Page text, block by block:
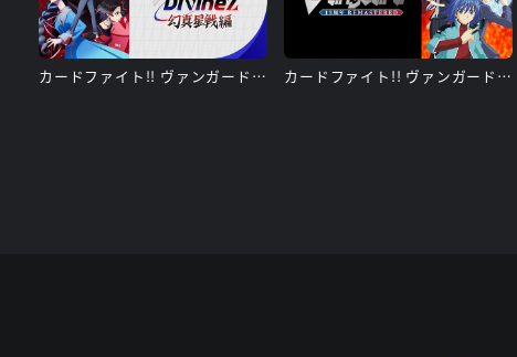
カードファイト!! ヴァンガード Divinez 幻真星戦編 カードファイト!! ヴァンガード 15周年リマスター